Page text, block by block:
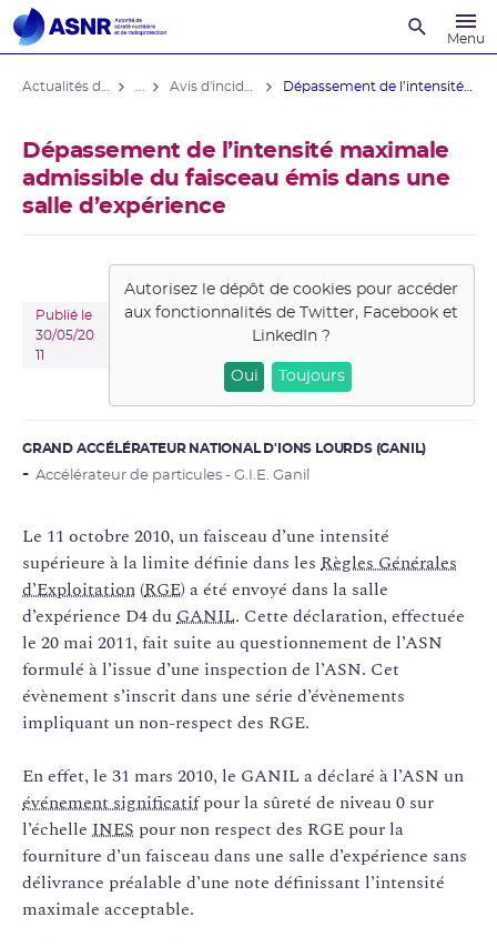
Menu
Dépassement de l’intensité maximale
admissible du faisceau émis dans une
salle d’expérience
Publié le
30/05/20
11
Autorisez le dépôt de cookies pour accéder
aux fonctionnalités deTwitter, Facebook et
LinkedIn ?
Oui Toujours
GRAND ACCÉLÉRATEUR NATIONAL D'IONS LOURDS (GANIL)
Accélérateur de particules - G.I.E. Ganil
Le 11 octobre 2010, un faisceau d’une intensité
supérieure à la limite définie dans les Règles Générales
d’Exploitation (RGE) a été envoyé dans la salle
d’expérience D4 duGANIL. Cette déclaration, effectuée
le 20 mai 2011, fait suite au questionnement de l’ASN
formulé à l’issue d’une inspection de l’ASN. Cet
évènement s’inscrit dans une série d’évènements
impliquant un non-respect des RGE.
En effet, le 31 mars 2010, le GANIL a déclaré à l’ASN un
événement significatifpour la sûreté de niveau 0 sur
l’échelle INES pour non respect des RGE pour la
fourniture d’un faisceau dans une salle d’expérience sans
délivrance préalable d’une note définissant l’intensité
maximale acceptable.